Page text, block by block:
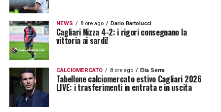
NEWS 8 ore ago Dario Bartolucci
Cagliari Nizza 4-2: i rigori consegnano la
vittoria ai sardi!
CALCIOMERCATO 8 ore ago Elia Serra
Tabellone calciomercato estivo Cagliari 2026
LIVE: i trasferimenti in entrata e in uscita